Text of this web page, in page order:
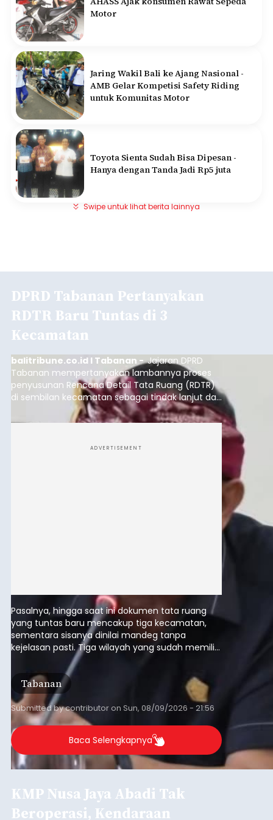
Motor
Jaring Wakil Bali ke Ajang Nasional -
AMB Gelar Kompetisi Safety Riding
untuk Komunitas Motor
Toyota Sienta Sudah Bisa Dipesan -
Hanya dengan Tanda Jadi Rp5 juta
Swipe untuk lihat berita lainnya
DPRD Tabanan Pertanyakan
RDTR Baru Tuntas di 3
Kecamatan
balitribune.co.id I Tabanan -Jajaran DPRD
Tabanan mempertanyakan lambannya proses
penyusunan Rencana Detail Tata Ruang (RDTR)
di sembilan kecamatan sebagai tindak lanjut dari
pelaksanaan RTRW.
ADVERTISEMENT
Pasalnya, hingga saat ini dokumen tata ruang
yang tuntas baru mencakup tiga kecamatan,
sementara sisanya dinilai mandeg tanpa
kejelasan pasti. Tiga wilayah yang sudah memiliki
RDTR tersebut meliputi Kecamatan Kediri,
Tabanan, dan Selemadeg Barat.
Tabanan
Submitted bycontributoron Sun, 08/09/2026 - 21:56
Baca Selengkapnya
KMP Nusa Jaya Abadi Tak
Beroperasi, Kendaraan